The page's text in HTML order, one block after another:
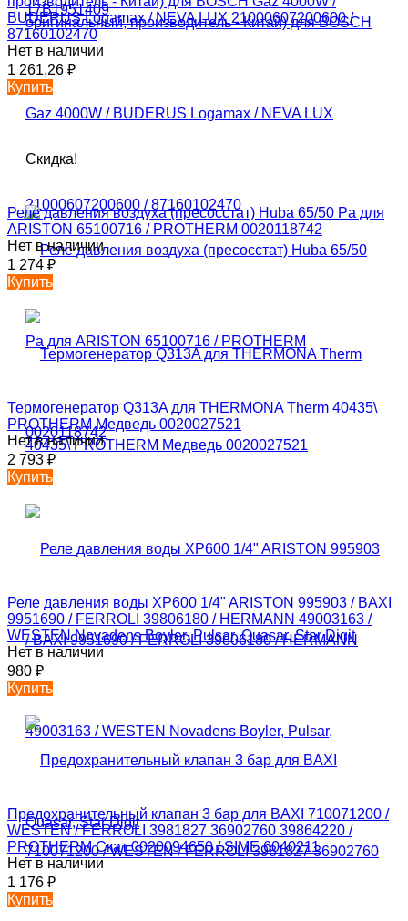
BUDERUS Logamax / NEVA LUX 21000607200600 /
87160102470
Нет в наличии
1 261,26 ₽
Купить
Скидка!
Реле давления воздуха (пресосстат) Huba 65/50 Pa для
ARISTON 65100716 / PROTHERM 0020118742
Нет в наличии
1 274 ₽
Купить
Термогенератор Q313A для THERMONA Therm 40435\
PROTHERM Медведь 0020027521
Нет в наличии
2 793 ₽
Купить
Реле давления воды XP600 1/4" ARISTON 995903 / BAXI
9951690 / FERROLI 39806180 / HERMANN 49003163 /
WESTEN Novadens Boyler, Pulsar, Quasar, Star Digit
Нет в наличии
980 ₽
Купить
Предохранительный клапан 3 бар для BAXI 710071200 /
WESTEN / FERROLI 3981827 36902760 39864220 /
PROTHERM Скат 0020094650 / SIME 6040211
Нет в наличии
1 176 ₽
Купить